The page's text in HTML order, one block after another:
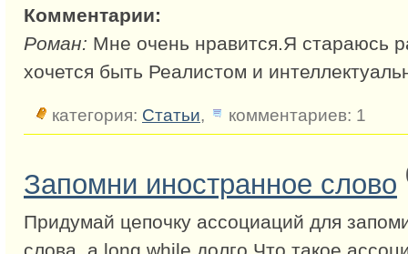
Комментарии:
Роман: Мне очень нравится.Я стараюсь
хочется быть Реалистом и
категория: Статьи, комментариев: 1
Запомни иностранное слово
Придумай цепочку ассоциаций для